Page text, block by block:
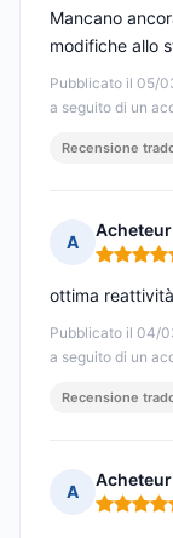
Pubblicato il 05/
a seguito di un
Mancano
modifiche allo
Recensione
A
Nota: 5
Pubblicato il 04/
a seguito di un
ottima reattività
Recensione
A
Nota: 5